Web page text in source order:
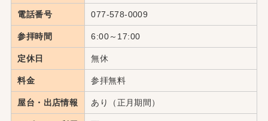
電話番号 077-578-0009
参拝時間 6:00～17:00
定休日 無休
料金 参拝無料
屋台・出店情報 あり（正月期間）